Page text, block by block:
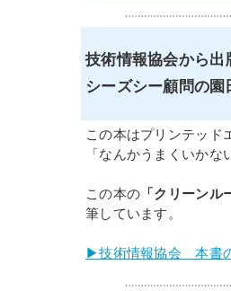
技術情報協会から出
シーズシー顧問の
この本はプリンテッド
「なんかうまくいか
この本の 「クリーンル
筆しています。
▶技術情報協会 本書